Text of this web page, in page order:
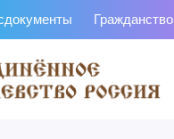
Гражданство